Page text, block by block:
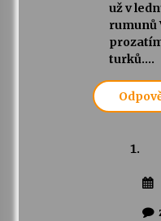
už v
rumunů
turků….